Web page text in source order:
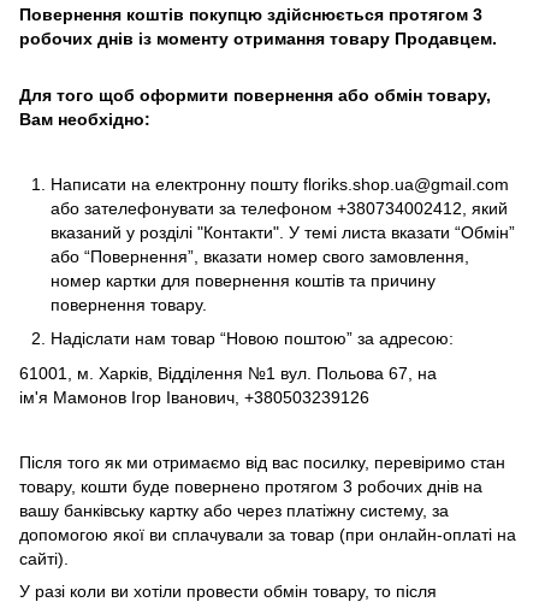
Повернення коштів покупцю здійснюється протягом 3
робочих днів із моменту отримання товару Продавцем.
Для того щоб оформити повернення або обмін товару,
Вам необхідно:
Написати на електронну пошту floriks.shop.ua@gmail.com
або зателефонувати за телефоном +380734002412 , який
вказаний у розділі "Контакти" . У темі листа вказати “Обмін”
або “Повернення”, вказати номер свого замовлення,
номер картки для повернення коштів та причину
повернення товару.
Надіслати нам товар “Новою поштою” за адресою:
61001, м. Харків, Відділення №1 вул. Польова 67, на
ім'я Мамонов Ігор Іванович, +380503239126
Після того як ми отримаємо від вас посилку, перевіримо стан
товару, кошти буде повернено протягом 3 робочих днів на
вашу банківську картку або через платіжну систему, за
допомогою якої ви сплачували за товар (при онлайн-оплаті на
сайті).
У разі коли ви хотіли провести обмін товару, то після